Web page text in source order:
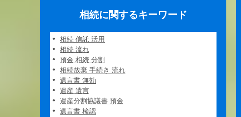
相続に関するキーワード
相続 信託 活用
相続 流れ
預金 相続 分割
相続放棄 手続き 流れ
遺言書 無効
遺産 遺言
遺産分割協議書 預金
遺言書 検認